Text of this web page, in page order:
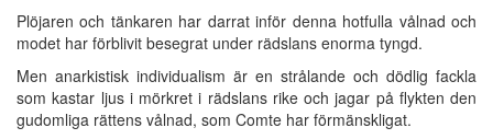
Plöjaren och tänkaren har darrat inför denna hotfulla vålnad och
modet har förblivit besegrat under rädslans enorma tyngd.
Men anarkistisk individualism är en strålande och dödlig fackla
som kastar ljus i mörkret i rädslans rike och jagar på flykten den
gudomliga rättens vålnad, som Comte har förmänskligat.